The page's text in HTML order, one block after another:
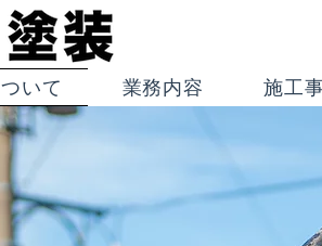
いて 業務内容 施工